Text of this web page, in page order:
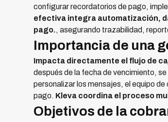
configurar recordatorios de pago,
efectiva integra automatización,
pago., asegurando trazabilidad,
Importancia de una
Impacta directamente el flujo de
después de la fecha de vencimiento,
personalizar los mensajes, el equipo
pago. Kleva coordina el proceso
Objetivos de la